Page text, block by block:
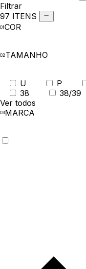
Filtrar
97 ITENS
COR
TAMANHO
U P
38
38/39
Ver todos
MARCA